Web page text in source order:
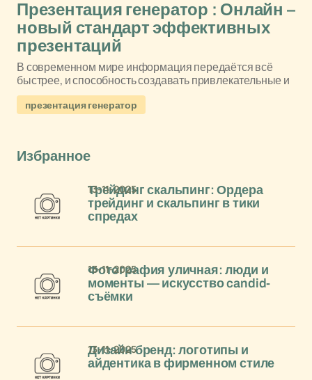
Презентация генератор : Онлайн –
новый стандарт эффективных
презентаций
В современном мире информация передаётся всё
быстрее, и способность создавать привлекательные и
презентация генератор
Избранное
Трейдинг скальпинг: Ордера
трейдинг и скальпинг в тики
спредах
13-11-2025
Фотография уличная: люди и
моменты — искусство candid-
съёмки
13-11-2025
Дизайн бренд: логотипы и
айдентика в фирменном стиле
13-11-2025